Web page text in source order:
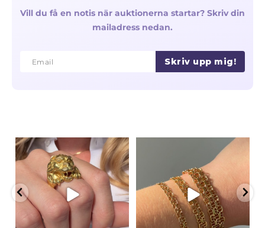
Vill du få en notis när auktionerna startar? Skriv din
mailadress nedan.
Email
Email Skriv upp mig!